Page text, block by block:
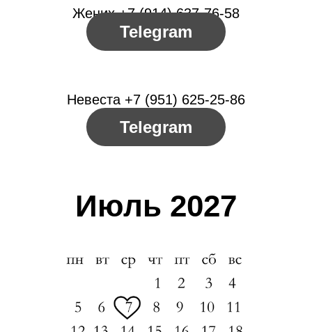
Жених +7 (914) 637-76-58
Невеста +7 (951) 625-25-86
Telegram
Telegram
Июль 2027